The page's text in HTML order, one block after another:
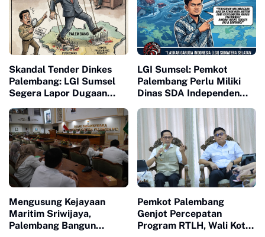
Skandal Tender Dinkes
Palembang: LGI Sumsel
Segera Lapor Dugaan
LGI Sumsel: Pemkot
Palembang Perlu Miliki
Dinas SDA Independen
Mengusung Kejayaan
Maritim Sriwijaya,
Palembang Bangun
Pemkot Palembang
Genjot Percepatan
Program RTLH, Wali Kota